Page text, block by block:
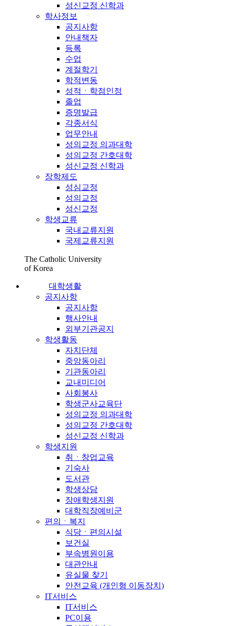
성신교정 신학과
학사정보
공지사항
안내책자
등록
수업
계절학기
학적변동
성적ㆍ학점인정
졸업
증명발급
각종서식
업무안내
성의교정 의과대학
성의교정 간호대학
성신교정 신학과
장학제도
성심교정
성의교정
성신교정
학생교류
국내교류지원
국제교류지원
The Catholic University
of Korea
대학생활
공지사항
공지사항
행사안내
외부기관공지
학생활동
자치단체
중앙동아리
기관동아리
교내미디어
사회봉사
학생군사교육단
성의교정 의과대학
성의교정 간호대학
성신교정 신학과
학생지원
취ㆍ창업교육
기숙사
도서관
학생상담
장애학생지원
대학직장예비군
편의ㆍ복지
식당ㆍ편의시설
보건실
부속병원이용
대관안내
유실물 찾기
안전교육 (개인형 이동장치)
IT서비스
IT서비스
PC이용